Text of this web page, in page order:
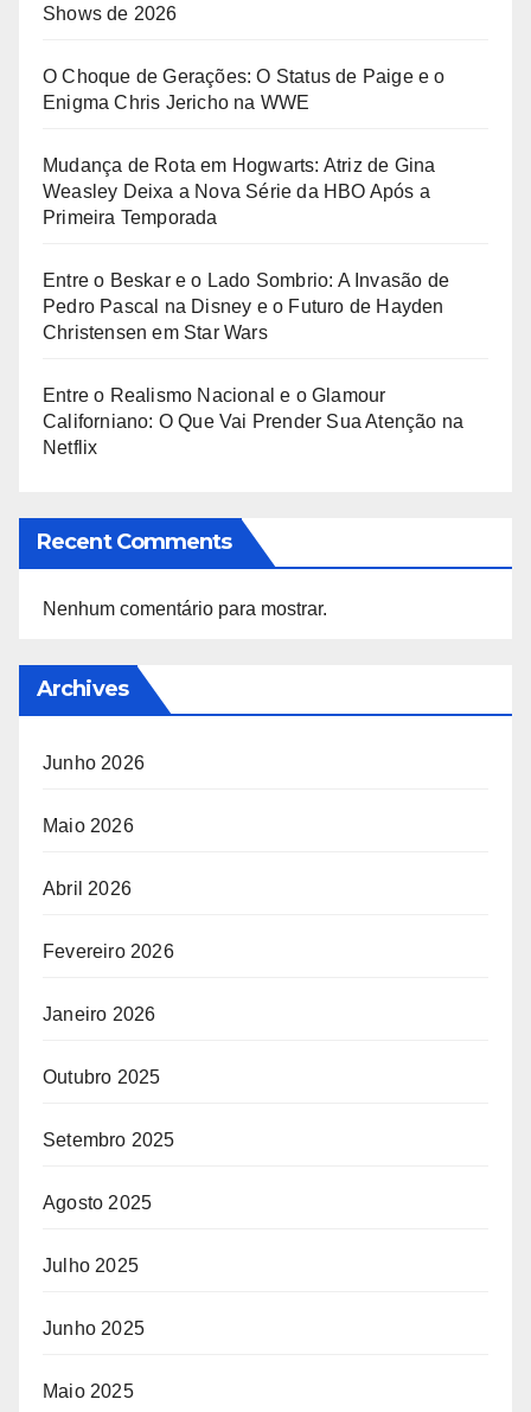
Shows de 2026
O Choque de Gerações: O Status de Paige e o
Enigma Chris Jericho na WWE
Mudança de Rota em Hogwarts: Atriz de Gina
Weasley Deixa a Nova Série da HBO Após a
Primeira Temporada
Entre o Beskar e o Lado Sombrio: A Invasão de
Pedro Pascal na Disney e o Futuro de Hayden
Christensen em Star Wars
Entre o Realismo Nacional e o Glamour
Californiano: O Que Vai Prender Sua Atenção na
Netflix
Recent Comments
Nenhum comentário para mostrar.
Archives
Junho 2026
Maio 2026
Abril 2026
Fevereiro 2026
Janeiro 2026
Outubro 2025
Setembro 2025
Agosto 2025
Julho 2025
Junho 2025
Maio 2025